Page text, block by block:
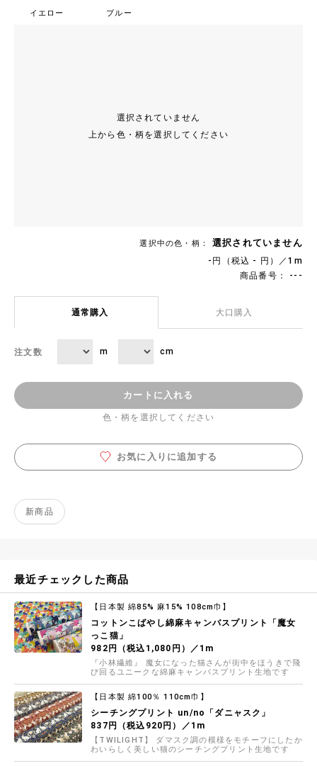
イエロー ブルー
選択されていません
上から色・柄を選択してください
選択中の色・柄： 選択されていません
-円（税込 - 円）／1m
商品番号： ---
通常購入 大口購入
注文数 m cm
カートに入れる
色・柄を選択してください
お気に入りに追加する
新商品
最近チェックした商品
【日本製 綿85% 麻15% 108cm巾】
コットンこばやし綿麻キャンバスプリント「魔女
っこ猫」
982円（税込1,080円）／1m
『小林繊維』 魔女になった猫さんが街中をほうきで飛
び回るユニークな綿麻キャンバスプリント生地です
【日本製 綿100％ 110cm巾】
シーチングプリント un/no「ダニャスク」
837円（税込920円）／1m
【TWILIGHT】 ダマスク調の模様をモチーフにしたか
わいらしく美しい猫のシーチングプリント生地です